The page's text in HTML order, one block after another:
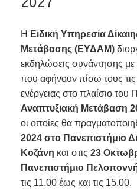
Η Ειδική Υπηρεσία
Μετάβασης (ΕΥΔΑΜ)
εκδηλώσεις συνάντησης
που αφήνουν πίσω τους
ενέργειας στο πλαίσιο του
Αναπτυξιακή Μετάβαση
οι οποίες θα
2024 στο Πανεπιστήμιο
Κοζάνη και στις 23
Πανεπιστήμιο
τις 11.00 έως και τις 15.00.